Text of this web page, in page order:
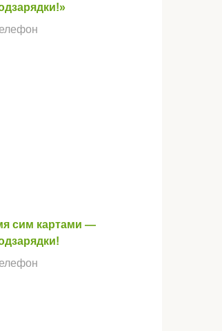
сим картами —